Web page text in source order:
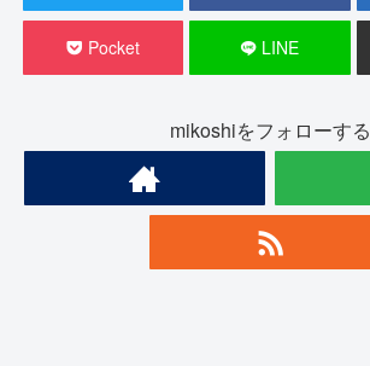
Pocket LINE
mikoshiをフォローする